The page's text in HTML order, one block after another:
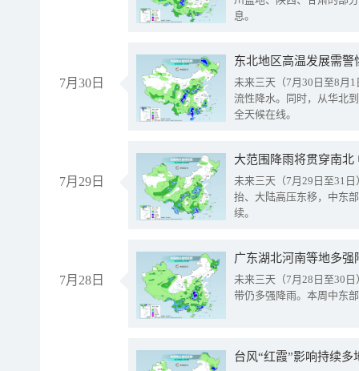
息。
7月30日
东北地区高温发展需
未来三天（7月30日至8月
流性降水。同时，从华北
全天候在线。
7月29日
大范围降雨将贯穿南
未来三天（7月29日至31
抬、大陆高压东移，中东
续。
7月28日
广东湖北河南等地多
未来三天（7月28日至30
带仍多强降雨。本周中东
台风“红霞”影响持续